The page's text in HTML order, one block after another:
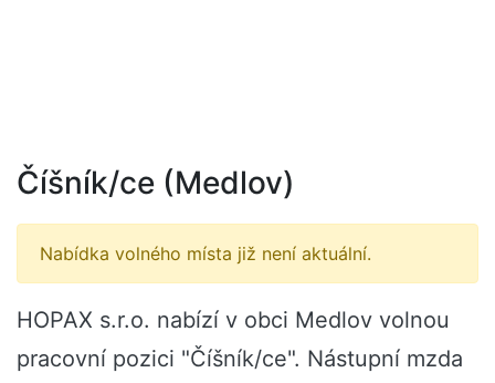
Číšník/ce (Medlov)
Nabídka volného místa již není aktuální.
HOPAX s.r.o. nabízí v obci Medlov volnou
pracovní pozici "Číšník/ce". Nástupní mzda